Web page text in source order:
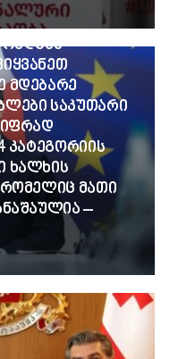
რადგან
მდებარე
საკუთარი
კატეგორიის
ხალხის
რომელიც მათი
–